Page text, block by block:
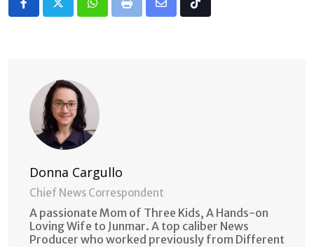
Whatsapp
Print
Share Tiktok
Donna Cargullo
Chief News Correspondent
A passionate Mom of Three Kids, A Hands-on
Loving Wife to Junmar. A top caliber News
Producer who worked previously from Different